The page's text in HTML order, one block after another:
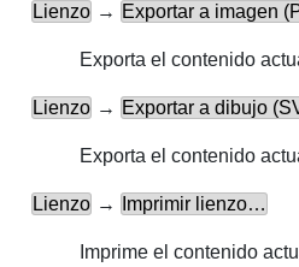
Lienzo → Exportar a imagen
Exporta el contenido
Lienzo → Exportar a dibujo
Exporta el contenido
Lienzo → Imprimir lienzo…
Imprime el contenido